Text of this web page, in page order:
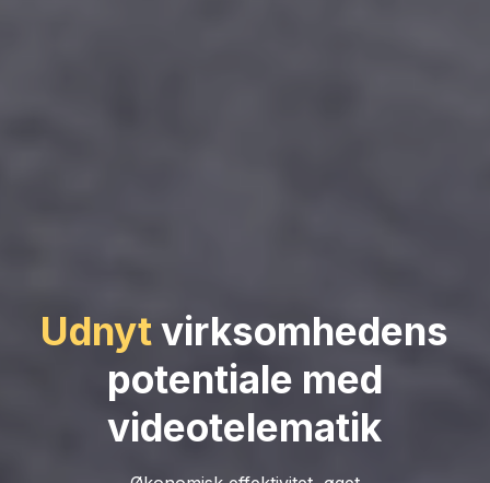
Udnytvirksomhedens
potentiale med
videotelematik